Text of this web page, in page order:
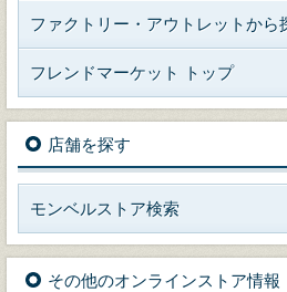
ファクトリー・アウトレットから
フレンドマーケット トップ
店舗を探す
モンベルストア検索
その他のオンラインストア情報